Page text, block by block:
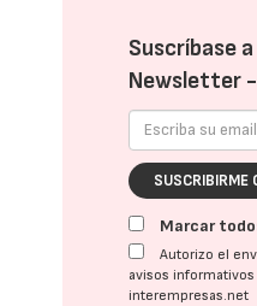
Suscríbase
Newsletter -
SUSCRIBIRME
Marcar
Autorizo el
avisos
interempresas.net